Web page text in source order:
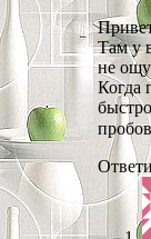
Там у
не
Когда